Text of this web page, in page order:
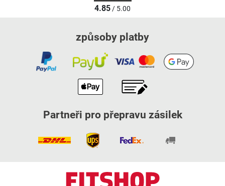
4.85/ 5.00
způsoby platby
Partneři pro přepravu zásilek